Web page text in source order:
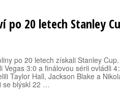
po 20 letech Stanley
po 20 letech získali Stanley
Vegas 3:0 a finálovou sérii ovládli
Taylor Hall, Jackson Blake a
se blýskl 22 …